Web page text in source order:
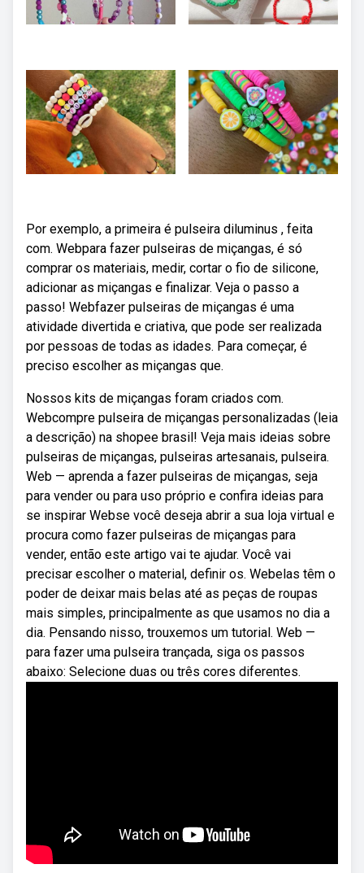
Por exemplo, a primeira é pulseira diluminus , feita
com. Webpara fazer pulseiras de miçangas, é só
comprar os materiais, medir, cortar o fio de silicone,
adicionar as miçangas e finalizar. Veja o passo a
passo! Webfazer pulseiras de miçangas é uma
atividade divertida e criativa, que pode ser realizada
por pessoas de todas as idades. Para começar, é
preciso escolher as miçangas que.
Nossos kits de miçangas foram criados com.
Webcompre pulseira de miçangas personalizadas (leia
a descrição) na shopee brasil! Veja mais ideias sobre
pulseiras de miçangas, pulseiras artesanais, pulseira.
Web — aprenda a fazer pulseiras de miçangas, seja
para vender ou para uso próprio e confira ideias para
se inspirar Webse você deseja abrir a sua loja virtual e
procura como fazer pulseiras de miçangas para
vender, então este artigo vai te ajudar. Você vai
precisar escolher o material, definir os. Webelas têm o
poder de deixar mais belas até as peças de roupas
mais simples, principalmente as que usamos no dia a
dia. Pensando nisso, trouxemos um tutorial. Web —
para fazer uma pulseira trançada, siga os passos
abaixo: Selecione duas ou três cores diferentes.